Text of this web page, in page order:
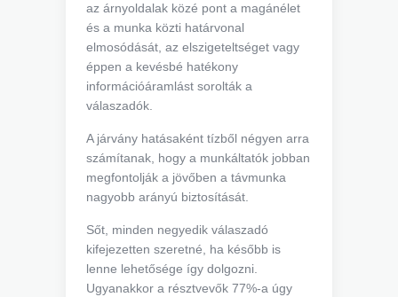
az árnyoldalak közé pont a magánélet
és a munka közti határvonal
elmosódását, az elszigeteltséget vagy
éppen a kevésbé hatékony
információáramlást sorolták a
válaszadók.
A járvány hatásaként tízből négyen arra
számítanak, hogy a munkáltatók jobban
megfontolják a jövőben a távmunka
nagyobb arányú biztosítását.
Sőt, minden negyedik válaszadó
kifejezetten szeretné, ha később is
lenne lehetősége így dolgozni.
Ugyanakkor a résztvevők 77%-a úgy